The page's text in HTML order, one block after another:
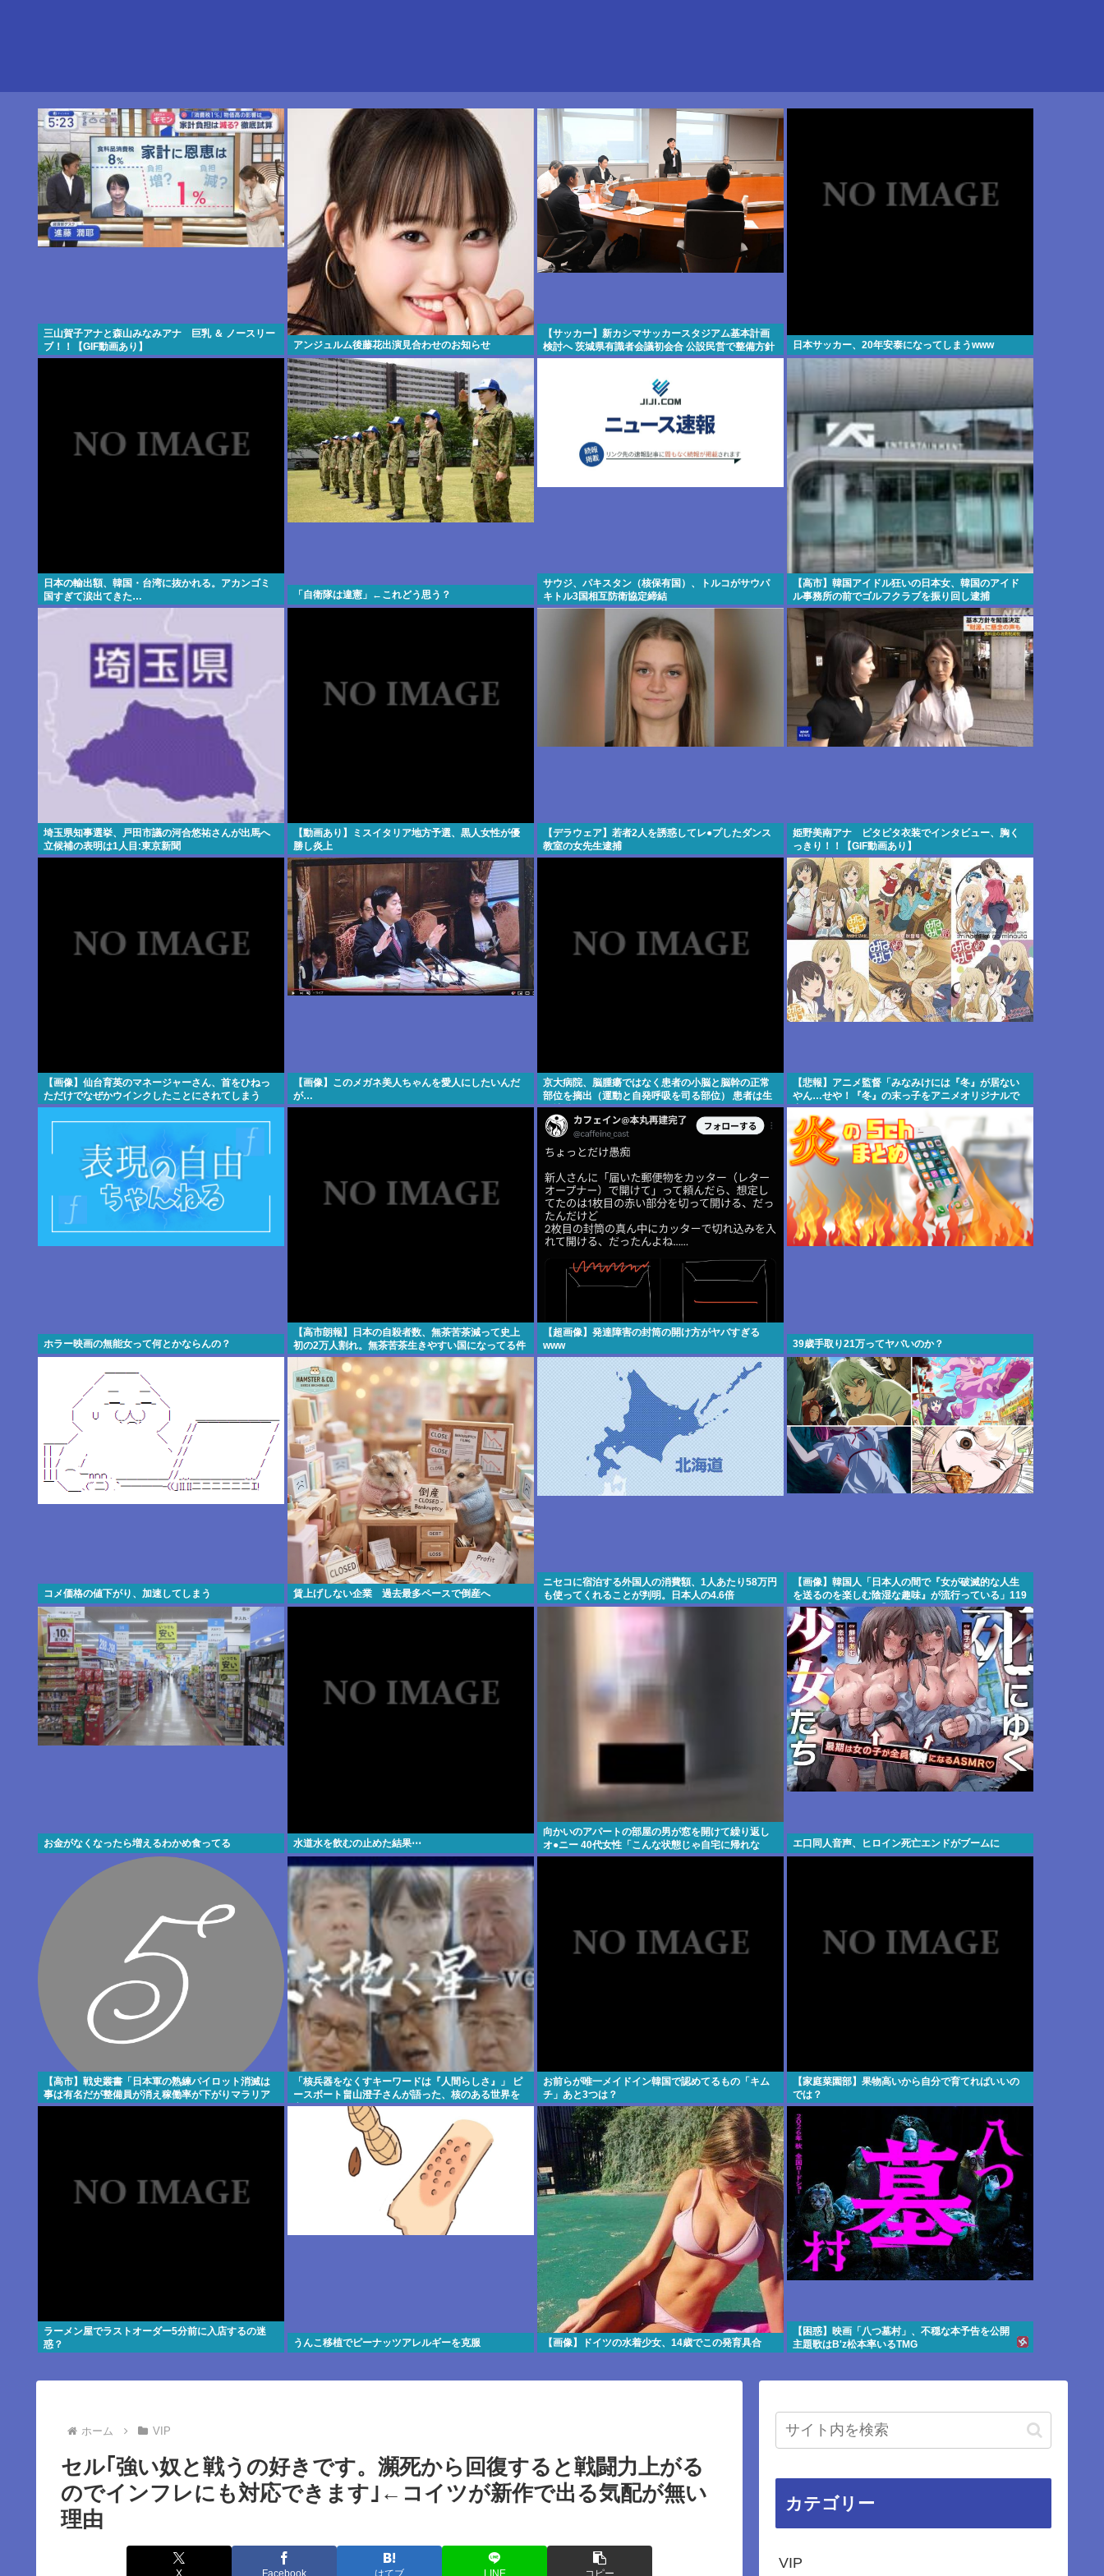
三山賀子アナと森山みなみアナ 巨乳 ＆ ノースリー
ブ！！【GIF動画あり】
アンジュルム後藤花出演見合わせのお知らせ
【サッカー】新カシマサッカースタジアム基本計画
検討へ 茨城県有識者会議初会合 公設民営で整備方針
日本サッカー、20年安泰になってしまうwww
日本の輸出額、韓国・台湾に抜かれる。アカンゴミ
国すぎて涙出てきた…
「自衛隊は違憲」←これどう思う？
サウジ、パキスタン（核保有国）、トルコがサウパ
キトル3国相互防衛協定締結
【高市】韓国アイドル狂いの日本女、韓国のアイド
ル事務所の前でゴルフクラブを振り回し逮捕
埼玉県知事選挙、戸田市議の河合悠祐さんが出馬へ
立候補の表明は1人目:東京新聞
【動画あり】ミスイタリア地方予選、黒人女性が優
勝し炎上
【デラウェア】若者2人を誘惑してレ●プしたダンス
教室の女先生逮捕
姫野美南アナ ピタピタ衣装でインタビュー、胸く
っきり！！【GIF動画あり】
【画像】仙台育英のマネージャーさん、首をひねっ
ただけでなぜかウインクしたことにされてしまう
www
【画像】このメガネ美人ちゃんを愛人にしたいんだ
が…
京大病院、脳腫瘍ではなく患者の小脳と脳幹の正常
部位を摘出（運動と自発呼吸を司る部位） 患者は生
き地獄に
【悲報】アニメ監督「みなみけには『冬』が居ない
やん…せや！『冬』の末っ子をアニメオリジナルで
出そ！」
ホラー映画の無能女って何とかならんの？
【高市朗報】日本の自殺者数、無茶苦茶減って史上
初の2万人割れ。無茶苦茶生きやすい国になってる件
www
【超画像】発達障害の封筒の開け方がヤバすぎる
www
39歳手取り21万ってヤバいのか？
コメ価格の値下がり、加速してしまう 賃上げしない企業 過去最多ペースで倒産へ
ニセコに宿泊する外国人の消費額、1人あたり58万円
も使ってくれることが判明。日本人の4.6倍
【画像】韓国人「日本人の間で『女が破滅的な人生
を送るのを楽しむ陰湿な趣味』が流行っている」119
万バズ【HotTweets】
お金がなくなったら増えるわかめ食ってる 水道水を飲むの止めた結果⋯
向かいのアパートの部屋の男が窓を開けて繰り返し
オ●ニー 40代女性「こんな状態じゃ自宅に帰れな
い」
エ口同人音声、ヒロイン死亡エンドがブームに
【高市】戦史叢書「日本軍の熟練パイロット消滅は
事は有名だが整備員が消え稼働率が下がりマラリア
のパイロットがフラフラで飛ばしてた」
「核兵器をなくすキーワードは『人間らしさ』」 ピ
ースボート畠山澄子さんが語った、核のある世界を
変えるために
お前らが唯一メイドイン韓国で認めてるもの「キム
チ」あと3つは？
【家庭菜園部】果物高いから自分で育てればいいの
では？
ラーメン屋でラストオーダー5分前に入店するの迷
惑？
うんこ移植でピーナッツアレルギーを克服 【画像】ドイツの水着少女、14歳でこの発育具合
【困惑】映画「八つ墓村」、不穏な本予告を公開
主題歌はB'z松本率いるTMG
ホーム VIP
セル｢強い奴と戦うの好きです。瀕死から回復すると戦闘力上がる
のでインフレにも対応できます｣←コイツが新作で出る気配が無い
理由
X Facebook はてブ LINE コピー
カテゴリー
VIP